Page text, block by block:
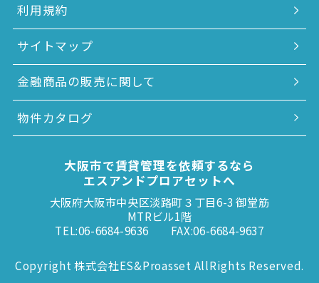
利用規約
サイトマップ
金融商品の販売に関して
物件カタログ
大阪市で賃貸管理を依頼するなら
エスアンドプロアセットへ
大阪府大阪市中央区淡路町３丁目6-3 御堂筋
MTRビル1階
TEL:06-6684-9636
FAX:06-6684-9637
Copyright 株式会社ES&Proasset AllRights Reserved.